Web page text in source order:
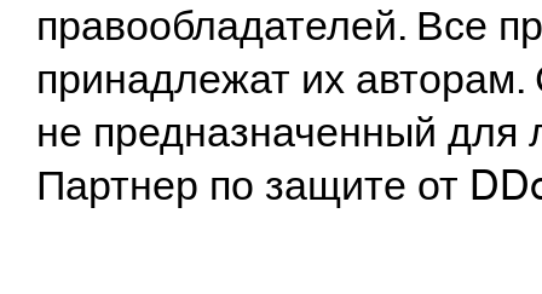
правообладателей. Все
принадлежат их
не предназначенный
Партнер по защите от